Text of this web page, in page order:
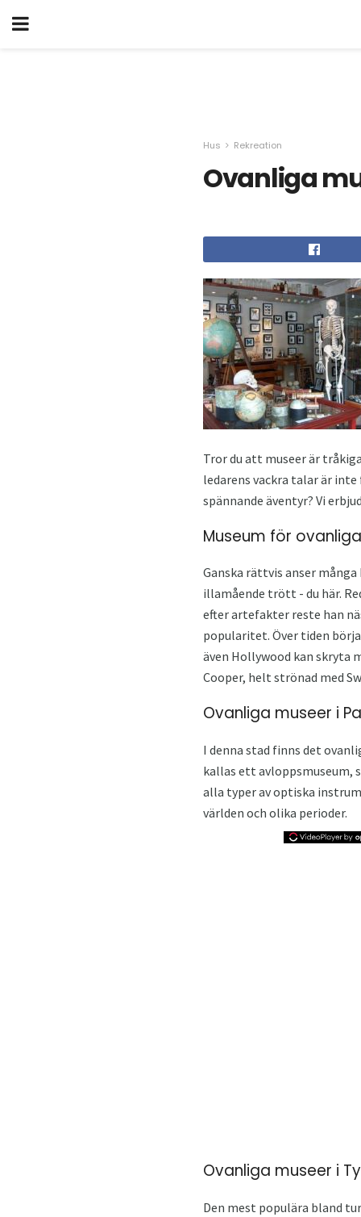
Hus Rekreation
Ovanliga
Tror du att museer är
ledarens vackra talar är
spännande äventyr? Vi
Museum för
Ganska rättvis anser
illamående trött - du här.
efter artefakter reste han
popularitet. Över tiden
även Hollywood kan skryta
Cooper, helt strönad med
Ovanliga museer i
I denna stad finns det
kallas ett avloppsmuseum,
alla typer av optiska
världen och olika perioder.
Ovanliga museer i
Den mest populära bland